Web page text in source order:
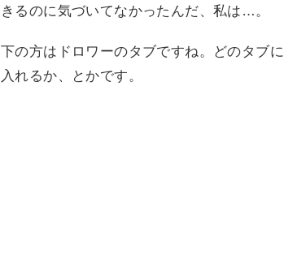
きるのに気づいてなかったんだ、私は…。
下の方はドロワーのタブですね。どのタブに
入れるか、とかです。